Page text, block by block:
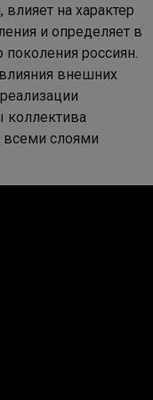
на характер
и определяет в
россиян.
внешних
коллектива
всеми слоями